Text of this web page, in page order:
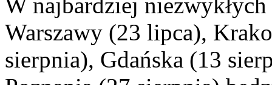
Warszawy (23 lipca),
sierpnia), Gdańska (13